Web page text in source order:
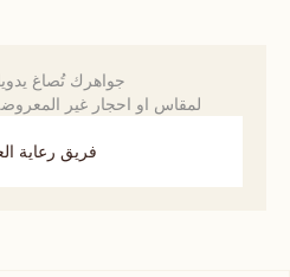
جواهرك تُصاغ
لمقاس او احجار غير
فريق رعاية